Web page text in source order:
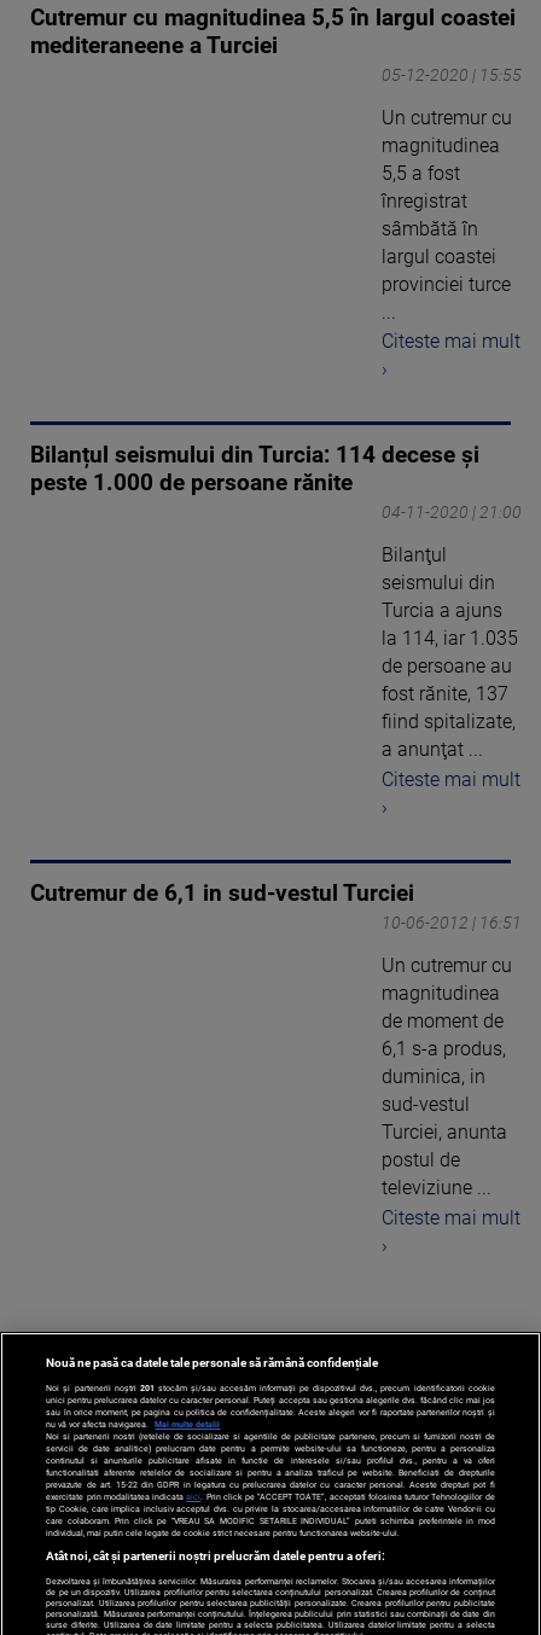
Cutremur cu magnitudinea 5,5 în largul coastei
mediteraneene a Turciei
05-12-2020 | 15:55
Un cutremur cu
magnitudinea
5,5 a fost
înregistrat
sâmbătă în
largul coastei
provinciei turce
Citeste mai mult
›
Bilanțul seismului din Turcia: 114 decese și
peste 1.000 de persoane rănite
04-11-2020 | 21:00
Bilanţul
seismului din
Turcia a ajuns
la 114, iar 1.035
de persoane au
fost rănite, 137
fiind spitalizate,
a anunţat ...
Citeste mai mult
›
Cutremur de 6,1 in sud-vestul Turciei
10-06-2012 | 16:51
Un cutremur cu
magnitudinea
de moment de
6,1 s-a produs,
duminica, in
sud-vestul
Turciei, anunta
postul de
televiziune ...
Citeste mai mult
›
1
Nouă ne pasă ca datele tale personale să rămână confidențiale
Noi și partenerii noștri 201 stocăm și/sau accesăm informații pe dispozitivul dvs., precum identificatorii cookie
unici pentru prelucrarea datelor cu caracter personal. Puteți accepta sau gestiona alegerile dvs. făcând clic mai jos
sau în orice moment, pe pagina cu politica de confidențialitate. Aceste alegeri vor fi raportate partenerilor noștri și
nu vă vor afecta navigarea.
Mai multe detalii
Noi si partenerii nostri (retelele de socializare si agentiile de publicitate partenere, precum si furnizorii nostri de
servicii de date analitice) prelucram date pentru a permite website-ului sa functioneze, pentru a personaliza
continutul si anunturile publicitare afisate in functie de interesele si/sau profilul dvs., pentru a va oferi
functionalitati aferente retelelor de socializare si pentru a analiza traficul pe website. Beneficiati de drepturile
prevazute de art. 15-22 din GDPR in legatura cu prelucrarea datelor cu caracter personal. Aceste drepturi pot fi
exercitate prin modalitatea indicataaici . Prin click pe “ACCEPT TOATE”, acceptati folosirea tuturor Tehnologiilor de
tip Cookie, care implica inclusiv acceptul dvs. cu privire la stocarea/accesarea informatiilor de catre Vendor-ii cu
care colaboram. Prin click pe “VREAU SA MODIFIC SETARILE INDIVIDUAL” puteti schimba preferintele in mod
individual, mai putin cele legate de cookie strict necesare pentru functionarea website-ului.
Atât noi, cât și partenerii noștri prelucrăm datele pentru a oferi:
Dezvoltarea și îmbunătățirea serviciilor. Măsurarea performanței reclamelor. Stocarea și/sau accesarea informațiilor
de pe un dispozitiv. Utilizarea profilurilor pentru selectarea conținutului personalizat. Crearea profilurilor de conținut
personalizat. Utilizarea profilurilor pentru selectarea publicității personalizate. Crearea profilurilor pentru publicitate
personalizată. Măsurarea performanței conținutului. Înțelegerea publicului prin statistici sau combinații de date din
surse diferite. Utilizarea de date limitate pentru a selecta publicitatea. Utilizarea datelor limitate pentru a selecta